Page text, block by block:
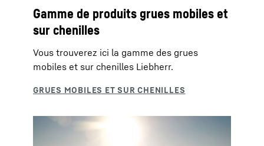
Gamme de produits grues mobiles et
sur chenilles
Vous trouverez ici la gamme des grues
mobiles et sur chenilles Liebherr.